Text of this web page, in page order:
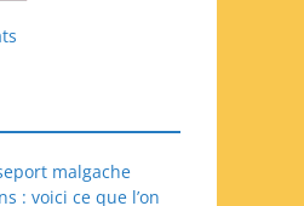
malgache
: voici ce que l’on